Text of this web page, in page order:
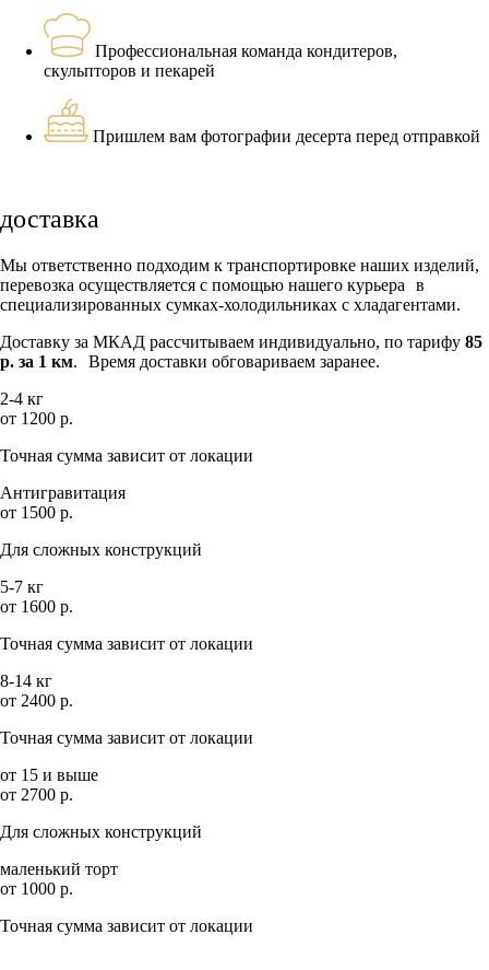
Профессиональная команда кондитеров,
скульпторов и пекарей
Пришлем вам фотографии десерта перед отправкой
доставка
Мы ответственно подходим к транспортировке наших изделий,
перевозка осуществляется с помощью нашего курьера в
специализированных сумках-холодильниках с хладагентами.
Доставку за МКАД рассчитываем индивидуально, по тарифу 85
р. за 1 км. Время доставки обговариваем заранее.
2-4 кг
от 1200 р.
Точная сумма зависит от локации
Антигравитация
от 1500 р.
Для сложных конструкций
5-7 кг
от 1600 р.
Точная сумма зависит от локации
8-14 кг
от 2400 р.
Точная сумма зависит от локации
от 15 и выше
от 2700 р.
Для сложных конструкций
маленький торт
от 1000 р.
Точная сумма зависит от локации